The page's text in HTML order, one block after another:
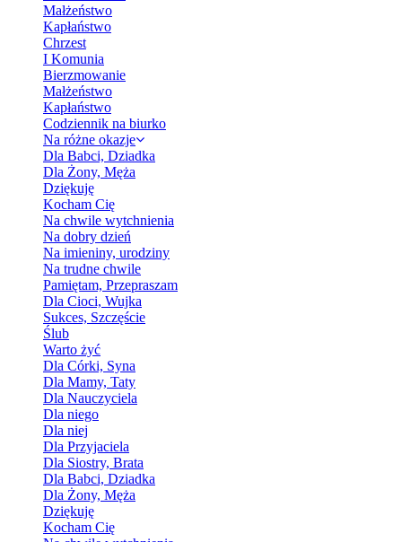
Małżeństwo
Kapłaństwo
Chrzest
I Komunia
Bierzmowanie
Małżeństwo
Kapłaństwo
Codziennik na biurko
Na różne okazje
Dla Babci, Dziadka
Dla Żony, Męża
Dziękuję
Kocham Cię
Na chwile wytchnienia
Na dobry dzień
Na imieniny, urodziny
Na trudne chwile
Pamiętam, Przepraszam
Dla Cioci, Wujka
Sukces, Szczęście
Ślub
Warto żyć
Dla Córki, Syna
Dla Mamy, Taty
Dla Nauczyciela
Dla niego
Dla niej
Dla Przyjaciela
Dla Siostry, Brata
Dla Babci, Dziadka
Dla Żony, Męża
Dziękuję
Kocham Cię